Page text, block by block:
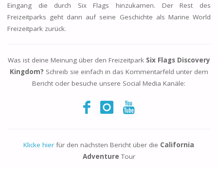
Eingang die durch Six Flags hinzukamen. Der Rest des
Freizeitparks geht dann auf seine Geschichte als Marine World
Freizeitpark zurück.
Was ist deine Meinung über den Freizeitpark Six Flags Discovery
Kingdom? Schreib sie einfach in das Kommentarfeld unter dem
Bericht oder besuche unsere Social Media Kanäle:
Klicke hier für den nächsten Bericht über die California
Adventure Tour